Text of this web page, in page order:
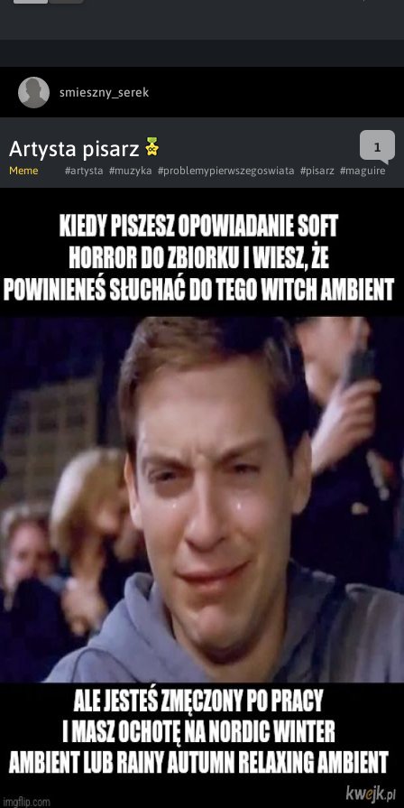
smieszny_serek
Artysta pisarz 1
Meme #artysta #muzyka #problemypierwszegoswiata #pisarz #maguire